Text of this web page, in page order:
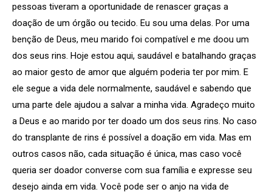
pessoas tiveram a oportunidade de renascer graças a
doação de um órgão ou tecido. Eu sou uma delas. Por uma
benção de Deus, meu marido foi compatível e me doou um
dos seus rins. Hoje estou aqui, saudável e batalhando graças
ao maior gesto de amor que alguém poderia ter por mim. E
ele segue a vida dele normalmente, saudável e sabendo que
uma parte dele ajudou a salvar a minha vida. Agradeço muito
a Deus e ao marido por ter doado um dos seus rins. No caso
do transplante de rins é possível a doação em vida. Mas em
outros casos não, cada situação é única, mas caso você
queria ser doador converse com sua família e expresse seu
desejo ainda em vida. Você pode ser o anjo na vida de